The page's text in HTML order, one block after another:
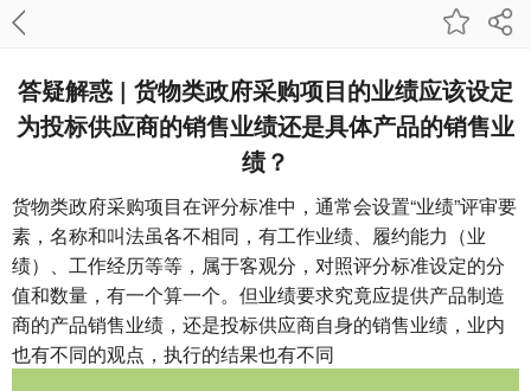
答疑解惑 | 货物类政府采购项目的业绩应该设定
为投标供应商的销售业绩还是具体产品的销售业
绩？
货物类政府采购项目在评分标准中，通常会设置“业绩”评审要
素，名称和叫法虽各不相同，有工作业绩、履约能力（业
绩）、工作经历等等，属于客观分，对照评分标准设定的分
值和数量，有一个算一个。但业绩要求究竟应提供产品制造
商的产品销售业绩，还是投标供应商自身的销售业绩，业内
也有不同的观点，执行的结果也有不同